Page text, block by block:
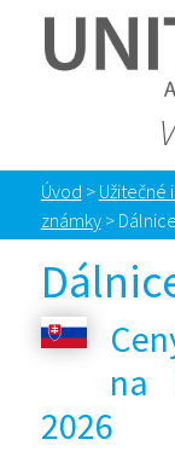
Úvod > Užitečné
známky>
na
2026